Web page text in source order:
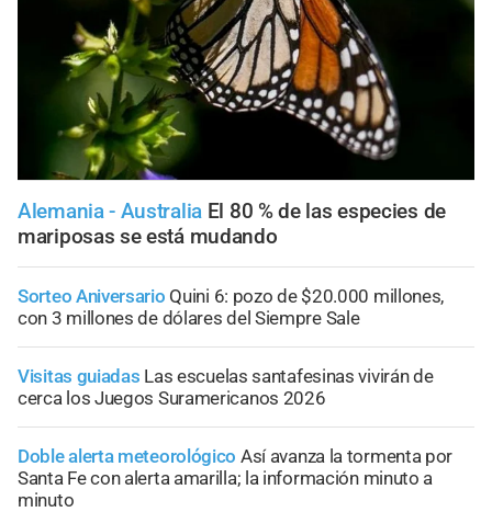
Alemania - Australia El 80 % de las especies de
mariposas se está mudando
Sorteo Aniversario Quini 6: pozo de $20.000 millones,
con 3 millones de dólares del Siempre Sale
Visitas guiadas Las escuelas santafesinas vivirán de
cerca los Juegos Suramericanos 2026
Doble alerta meteorológico Así avanza la tormenta por
Santa Fe con alerta amarilla; la información minuto a
minuto